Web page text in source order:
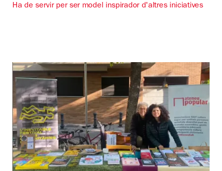
Ha de servir per ser model inspirador d'altres iniciatives